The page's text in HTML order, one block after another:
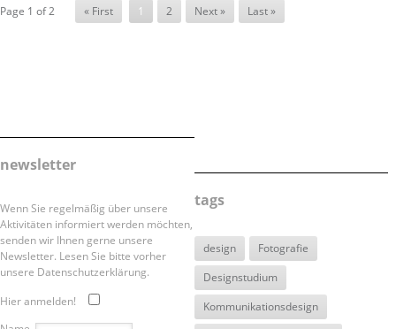
Page 1 of 2 « First 1 2 Next » Last »
newsletter
Wenn Sie regelmäßig über unsere
Aktivitäten informiert werden möchten,
senden wir Ihnen gerne unsere
Newsletter. Lesen Sie bitte vorher
unsere Datenschutzerklärung.
Hier anmelden!
tags
design
Fotografie
Designstudium
Kommunikationsdesign